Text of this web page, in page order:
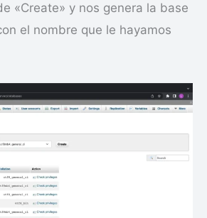
«Create» y nos genera la base
el nombre que le hayamos